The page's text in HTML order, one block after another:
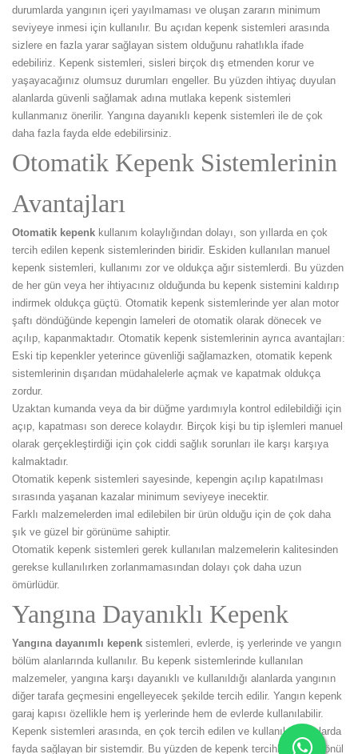
durumlarda yangının içeri yayılmaması ve oluşan zararın minimum
seviyeye inmesi için kullanılır. Bu açıdan kepenk sistemleri arasında
sizlere en fazla yarar sağlayan sistem olduğunu rahatlıkla ifade
edebiliriz. Kepenk sistemleri, sisleri birçok dış etmenden korur ve
yaşayacağınız olumsuz durumları engeller. Bu yüzden ihtiyaç duyulan
alanlarda güvenli sağlamak adına mutlaka kepenk sistemleri
kullanmanız önerilir. Yangına dayanıklı kepenk sistemleri ile de çok
daha fazla fayda elde edebilirsiniz.
Otomatik Kepenk Sistemlerinin
Avantajları
Otomatik kepenk kullanım kolaylığından dolayı, son yıllarda en çok
tercih edilen kepenk sistemlerinden biridir. Eskiden kullanılan manuel
kepenk sistemleri, kullanımı zor ve oldukça ağır sistemlerdi. Bu yüzden
de her gün veya her ihtiyacınız olduğunda bu kepenk sistemini kaldırıp
indirmek oldukça güçtü. Otomatik kepenk sistemlerinde yer alan motor
şaftı döndüğünde kepengin lameleri de otomatik olarak dönecek ve
açılıp, kapanmaktadır. Otomatik kepenk sistemlerinin ayrıca avantajları:
Eski tip kepenkler yeterince güvenliği sağlamazken, otomatik kepenk
sistemlerinin dışarıdan müdahalelerle açmak ve kapatmak oldukça
zordur.
Uzaktan kumanda veya da bir düğme yardımıyla kontrol edilebildiği için
açıp, kapatması son derece kolaydır. Birçok kişi bu tip işlemleri manuel
olarak gerçekleştirdiği için çok ciddi sağlık sorunları ile karşı karşıya
kalmaktadır.
Otomatik kepenk sistemleri sayesinde, kepengin açılıp kapatılması
sırasında yaşanan kazalar minimum seviyeye inecektir.
Farklı malzemelerden imal edilebilen bir ürün olduğu için de çok daha
şık ve güzel bir görünüme sahiptir.
Otomatik kepenk sistemleri gerek kullanılan malzemelerin kalitesinden
gerekse kullanılırken zorlanmamasından dolayı çok daha uzun
ömürlüdür.
Yangına Dayanıklı Kepenk
Yangına dayanımlı kepenk sistemleri, evlerde, iş yerlerinde ve yangın
bölüm alanlarında kullanılır. Bu kepenk sistemlerinde kullanılan
malzemeler, yangına karşı dayanıklı ve kullanıldığı alanlarda yangının
diğer tarafa geçmesini engelleyecek şekilde tercih edilir. Yangın kepenk
garaj kapısı özellikle hem iş yerlerinde hem de evlerde kullanılabilir.
Kepenk sistemleri arasında, en çok tercih edilen ve kullanılan alanlarda
fayda sağlayan bir sistemdir. Bu yüzden de kepenk tercihlerinizde gönül